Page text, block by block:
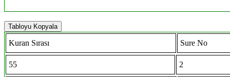
Tabloyu Kopyala
Kuran Sırası Sure No
55 2